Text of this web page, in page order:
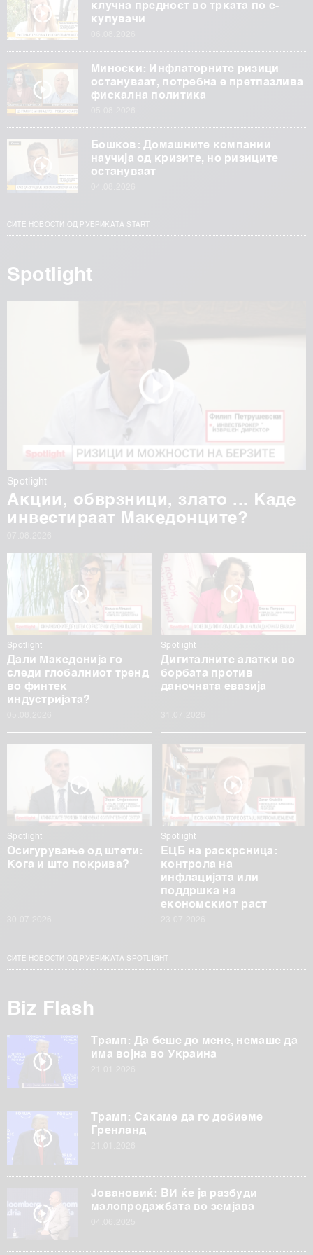
клучна предност во трката по е-
купувачи
Миноски: Инфлаторните ризици
остануваат, потребна е претпазлива
фискална политика
Бошков: Домашните компании
научија од кризите, но ризиците
остануваат
СИТЕ НОВОСТИ ОД РУБРИКАТА START
Spotlight
Spotlight
Акции, обврзници, злато ... Каде
инвестираат Македонците?
Spotlight
Дали Македонија го
следи глобалниот тренд
во финтек
индустријата?
Spotlight
Дигиталните алатки во
борбата против
даночната евазија
Spotlight
Осигурување од штети:
Кога и што покрива?
Spotlight
ЕЦБ на раскрсница:
контрола на
инфлацијата или
поддршка на
економскиот раст
СИТЕ НОВОСТИ ОД РУБРИКАТА SPOTLIGHT
Biz Flash
Трамп: Да беше до мене, немаше да
има војна во Украина
Трамп: Сакаме да го добиеме
Гренланд
Јовановиќ: ВИ ќе ја разбуди
малопродажбата во земјава